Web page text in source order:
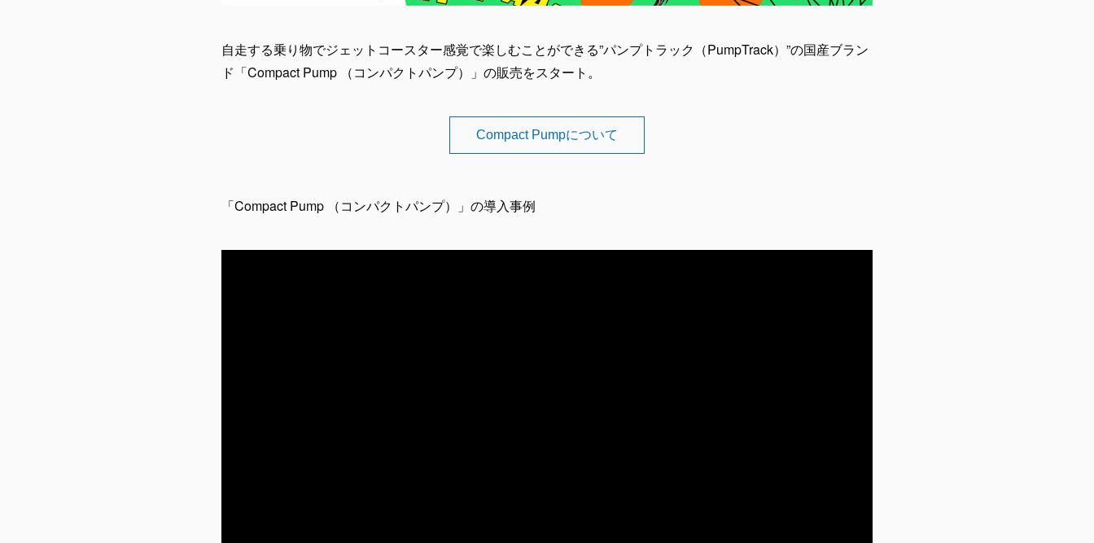
自走する乗り物でジェットコースター感覚で楽しむことができる”パンプトラック（PumpTrack）”の国産ブラン
ド「Compact Pump （コンパクトパンプ）」の販売をスタート。
Compact Pumpについて
「Compact Pump （コンパクトパンプ）」の導入事例